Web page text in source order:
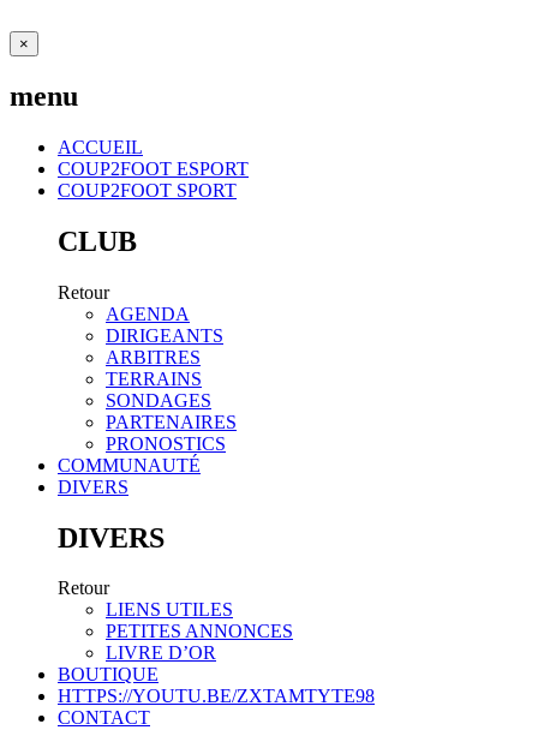
×
menu
ACCUEIL
COUP2FOOT ESPORT
COUP2FOOT SPORT
CLUB
Retour
AGENDA
DIRIGEANTS
ARBITRES
TERRAINS
SONDAGES
PARTENAIRES
PRONOSTICS
COMMUNAUTÉ
DIVERS
DIVERS
Retour
LIENS UTILES
PETITES ANNONCES
LIVRE D’OR
BOUTIQUE
HTTPS://YOUTU.BE/ZXTAMTYTE98
CONTACT